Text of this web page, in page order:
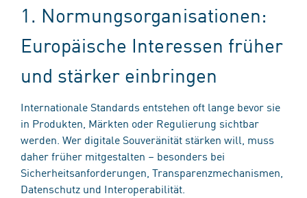
1. Normungsorganisationen:
Europäische Interessen früher
und stärker einbringen
Internationale Standards entstehen oft lange bevor sie
in Produkten, Märkten oder Regulierung sichtbar
werden. Wer digitale Souveränität stärken will, muss
daher früher mitgestalten – besonders bei
Sicherheitsanforderungen, Transparenzmechanismen,
Datenschutz und Interoperabilität.